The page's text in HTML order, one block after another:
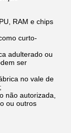
RAM e chips
curto-
adulterado ou
ser
no vale de
não autorizada,
ou outros